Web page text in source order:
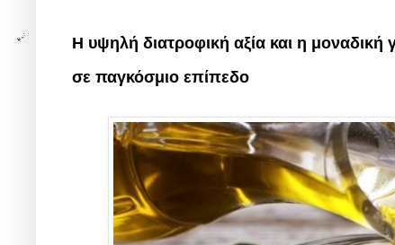
Η υψηλή διατροφική αξία και η
σε παγκόσμιο επίπεδο